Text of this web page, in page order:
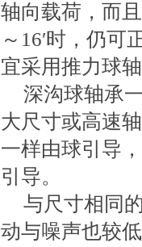
轴向载荷，而
～16′时，仍
宜采用推力球
深沟球轴承
大尺寸或高速
一样由球引导
引导。
与尺寸相同
动与噪声也较